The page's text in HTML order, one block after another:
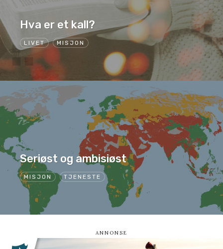
LIVET MISJON
Hva er et kall?
MISJON TJENESTE
Seriøst og ambisiøst